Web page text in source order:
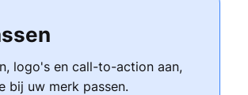
logo's en call-to-action aan,
bij uw merk passen.